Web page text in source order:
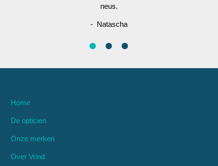
neus.
- Natascha
Home
De opticien
Onze merken
Over Vrind